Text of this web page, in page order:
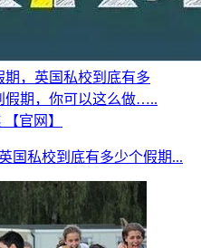
期，英国私校到底有多
假期，你可以这么做…..
官网】
国私校到底有多少个假期...